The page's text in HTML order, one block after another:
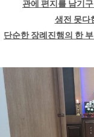
관에 편지를 남기
생전 못다
단순한 장례진행의 한